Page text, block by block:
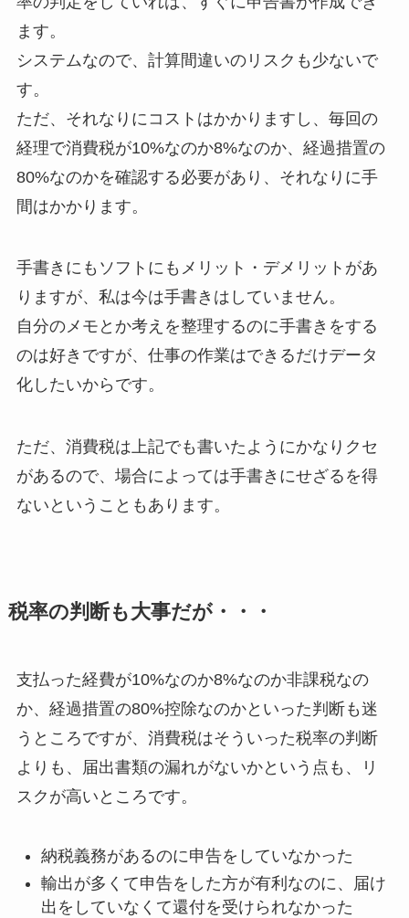
ます。
システムなので、計算間違いのリスクも少ないで
す。
ただ、それなりにコストはかかりますし、毎回の
経理で消費税が10%なのか8%なのか、経過措置の
80%なのかを確認する必要があり、それなりに手
間はかかります。
手書きにもソフトにもメリット・デメリットがあ
りますが、私は今は手書きはしていません。
自分のメモとか考えを整理するのに手書きをする
のは好きですが、仕事の作業はできるだけデータ
化したいからです。
ただ、消費税は上記でも書いたようにかなりクセ
があるので、場合によっては手書きにせざるを得
ないということもあります。
税率の判断も大事だが・・・
支払った経費が10%なのか8%なのか非課税なの
か、経過措置の80%控除なのかといった判断も迷
うところですが、消費税はそういった税率の判断
よりも、届出書類の漏れがないかという点も、リ
スクが高いところです。
納税義務があるのに申告をしていなかった
輸出が多くて申告をした方が有利なのに、届け
出をしていなくて還付を受けられなかった